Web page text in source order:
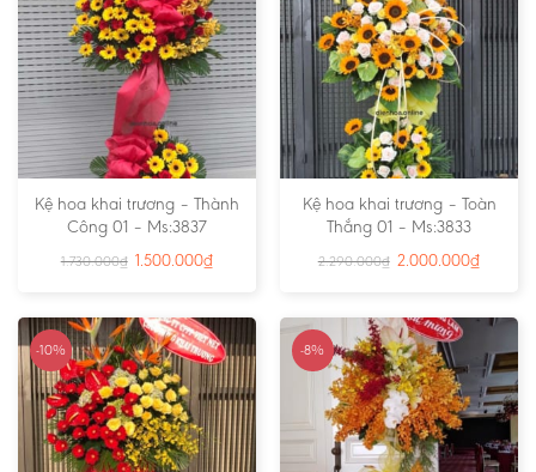
Kệ hoa khai trương – Thành
Công 01 – Ms:3837
1.730.000₫ 1.500.000₫
Kệ hoa khai trương – Toàn
Thắng 01 – Ms:3833
2.290.000₫ 2.000.000₫
-10% -8%